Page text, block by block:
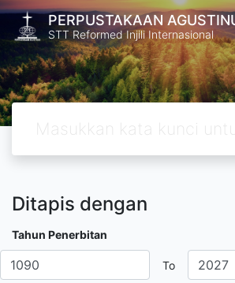
PERPUSTAKAAN
STT Reformed Injili Internasional
Ditapis dengan
Tahun Penerbitan
To